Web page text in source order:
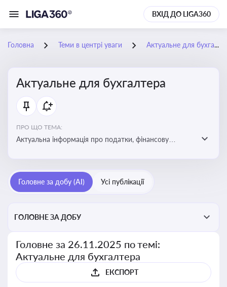
ВХІД ДО LIGA360
Головна Теми в центрі уваги Актуальне для бухгалтера
Актуальне для бухгалтера
ПРО ЩО ТЕМА:
Актуальна інформація про податки, фінансову
підприємств
Головне за добу (AI) Усі публікації
ГОЛОВНЕ ЗА ДОБУ
Головне за 26.11.2025 по темі:
Актуальне для бухгалтера
ЕКСПОРТ